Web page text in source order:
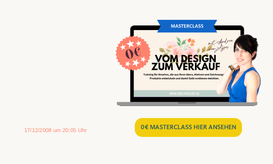
17/12/2008 um 20:05 Uhr 0€ MASTERCLASS HIER ANSEHEN